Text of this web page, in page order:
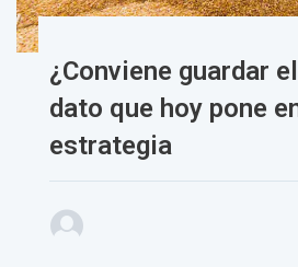
¿Conviene guardar
dato que hoy pone
estrategia